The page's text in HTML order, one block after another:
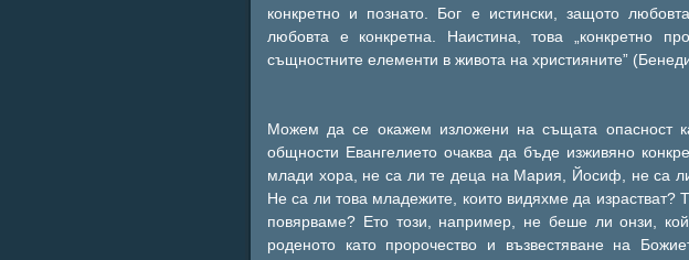
конкретно и познато. Бог е истински, защото
любовта е конкретна. Наистина, това „конкретно
същностните елементи в живота на християните”
Можем да се окажем изложени на същата опасност
общности Евангелието очаква да бъде изживяно
млади хора, не са ли те деца на Мария, Йосиф, не са
Не са ли това младежите, които видяхме да
повярваме? Ето този, например, не беше ли онзи,
роденото като пророчество и възвестяване на